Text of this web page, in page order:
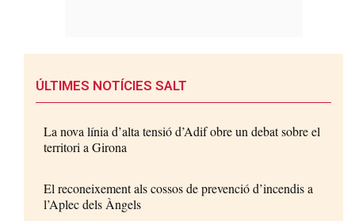
ÚLTIMES NOTÍCIES SALT
La nova línia d’alta tensió d’Adif obre un debat sobre el
territori a Girona
El reconeixement als cossos de prevenció d’incendis a
l’Aplec dels Àngels